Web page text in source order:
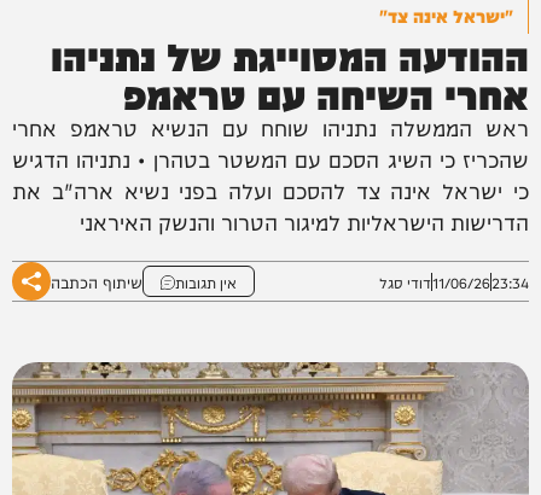
"ישראל אינה צד"
ההודעה המסוייגת של נתניהו
אחרי השיחה עם טראמפ
ראש הממשלה נתניהו שוחח עם הנשיא טראמפ אחרי
שהכריז כי השיג הסכם עם המשטר בטהרן • נתניהו הדגיש
כי ישראל אינה צד להסכם ועלה בפני נשיא ארה"ב את
הדרישות הישראליות למיגור הטרור והנשק האיראני
23:34
11/06/26דודי סגל אין תגובות שיתוף הכתבה